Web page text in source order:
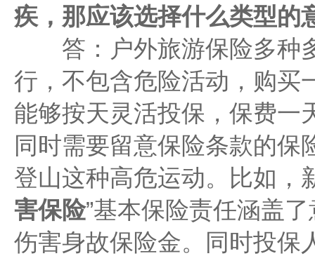
疾，那应该选择什么类型的
答：户外旅游保险多种
行，不包含危险活动，购买
能够按天灵活投保，保费一
同时需要留意保险条款的保
登山这种高危运动。比如，
害保险”基本保险责任涵盖
伤害身故保险金。同时投保